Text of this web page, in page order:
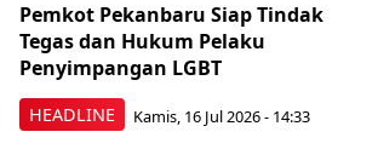
HEADLINE
Pemkot Pekanbaru Siap Tindak
Tegas dan Hukum Pelaku
Penyimpangan LGBT
Kamis, 16 Jul 2026 - 14:33